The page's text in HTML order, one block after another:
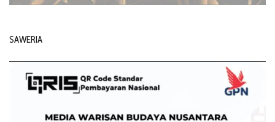
SAWERIA